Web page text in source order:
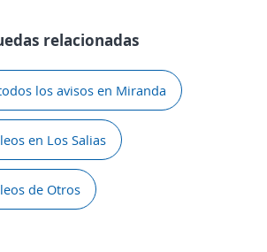
relacionadas
los avisos en Miranda
en Los Salias
de Otros